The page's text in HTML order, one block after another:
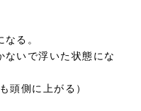
る。
ないで浮いた状態にな
頭側に上がる）